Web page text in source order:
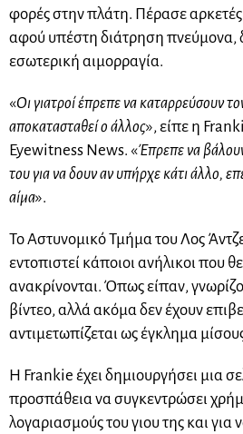
φορές στην πλάτη. Πέρασε αρκετές
αφού υπέστη διάτρηση πνεύμονα,
εσωτερική αιμορραγία.
«Οι γιατροί έπρεπε να καταρρεύσουν
αποκατασταθεί ο άλλος», είπε η
Eyewitness News. «Έπρεπε να
του για να δουν αν υπήρχε κάτι άλλο,
αίμα».
Το Αστυνομικό Τμήμα του Λος
εντοπιστεί κάποιοι ανήλικοι που
ανακρίνονται. Όπως είπαν,
βίντεο, αλλά ακόμα δεν έχουν
αντιμετωπίζεται ως έγκλημα
Η Frankie έχει δημιουργήσει μια
προσπάθεια να συγκεντρώσει
λογαριασμούς του γιου της και για